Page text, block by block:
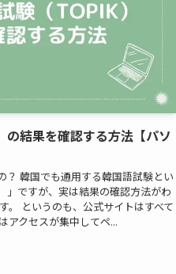
の結果を確認する方法【パソ
？ 韓国でも通用する韓国語試験とい
」ですが、実は結果の確認方法がわ
。 というのも、公式サイトはすべて
アクセスが集中してペ...